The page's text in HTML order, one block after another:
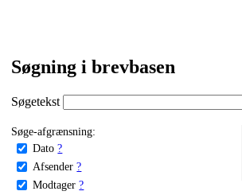
Søgning i brevbasen
Søgetekst
Søge-afgrænsning:
Dato ?
Afsender ?
Modtager ?